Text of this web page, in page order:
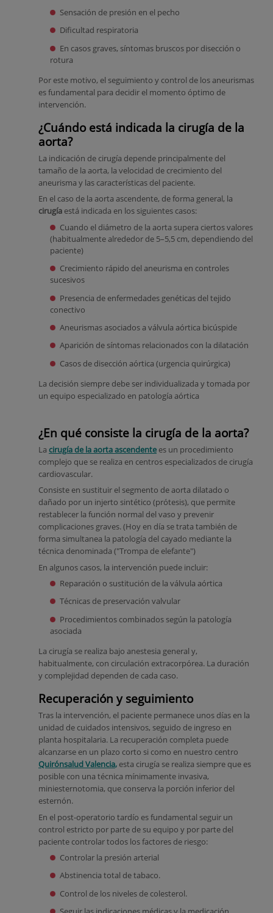
Sensación de presión en el pecho
Dificultad respiratoria
En casos graves, síntomas bruscos por disección o
rotura
Por este motivo, el seguimiento y control de los aneurismas
es fundamental para decidir el momento óptimo de
intervención.
¿Cuándo está indicada la cirugía de la
aorta?
La indicación de cirugía depende principalmente del
tamaño de la aorta, la velocidad de crecimiento del
aneurisma y las características del paciente.
En el caso de la aorta ascendente, de forma general, la
cirugía está indicada en los siguientes casos:
Cuando el diámetro de la aorta supera ciertos valores
(habitualmente alrededor de 5–5,5 cm, dependiendo del
paciente)
Crecimiento rápido del aneurisma en controles
sucesivos
Presencia de enfermedades genéticas del tejido
conectivo
Aneurismas asociados a válvula aórtica bicúspide
Aparición de síntomas relacionados con la dilatación
Casos de disección aórtica (urgencia quirúrgica)
La decisión siempre debe ser individualizada y tomada por
un equipo especializado en patología aórtica
¿En qué consiste la cirugía de la aorta?
La cirugía de la aorta ascendente es un procedimiento
complejo que se realiza en centros especializados de cirugía
cardiovascular.
Consiste en sustituir el segmento de aorta dilatado o
dañado por un injerto sintético (prótesis), que permite
restablecer la función normal del vaso y prevenir
complicaciones graves. (Hoy en día se trata también de
forma simultanea la patología del cayado mediante la
técnica denominada ("Trompa de elefante")
En algunos casos, la intervención puede incluir:
Reparación o sustitución de la válvula aórtica
Técnicas de preservación valvular
Procedimientos combinados según la patología
asociada
La cirugía se realiza bajo anestesia general y,
habitualmente, con circulación extracorpórea. La duración
y complejidad dependen de cada caso.
Recuperación y seguimiento
Tras la intervención, el paciente permanece unos días en la
unidad de cuidados intensivos, seguido de ingreso en
planta hospitalaria. La recuperación completa puede
alcanzarse en un plazo corto si como en nuestro centro
Quirónsalud Valencia, esta cirugía se realiza siempre que es
posible con una técnica mínimamente invasiva,
miniesternotomia, que conserva la porción inferior del
esternón.
En el post-operatorio tardío es fundamental seguir un
control estricto por parte de su equipo y por parte del
paciente controlar todos los factores de riesgo:
Controlar la presión arterial
Abstinencia total de tabaco.
Control de los niveles de colesterol.